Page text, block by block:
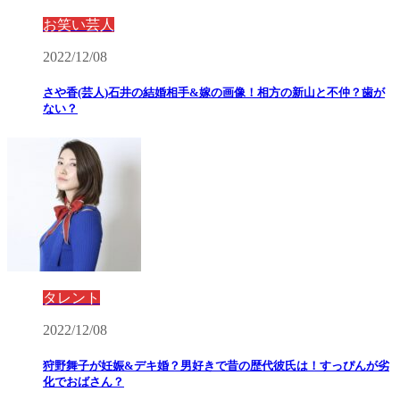
お笑い芸人
2022/12/08
さや香(芸人)石井の結婚相手&嫁の画像！相方の新山と不仲？歯が
ない？
タレント
2022/12/08
狩野舞子が妊娠&デキ婚？男好きで昔の歴代彼氏は！すっぴんが劣
化でおばさん？